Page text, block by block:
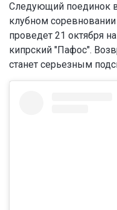
Следующий поединок
клубном
проведет 21 октября
кипрский "Пафос".
станет серьезным